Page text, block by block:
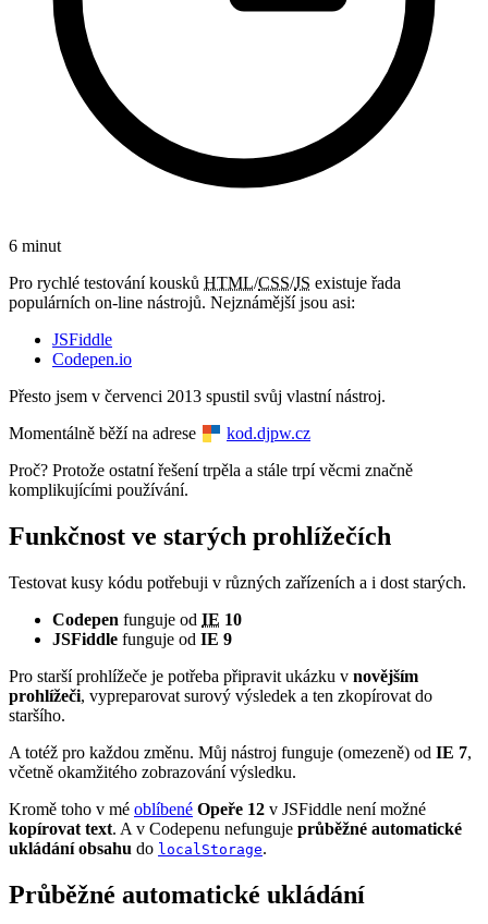
6 minut
Pro rychlé testování kousků HTML/CSS/JS existuje řada
populárních on-line nástrojů. Nejznámější jsou asi:
JSFiddle
Codepen.io
Přesto jsem v červenci 2013 spustil svůj vlastní nástroj.
Momentálně běží na adrese
kod.djpw.cz
Proč? Protože ostatní řešení trpěla a stále trpí věcmi značně
komplikujícími používání.
Funkčnost ve starých prohlížečích
Testovat kusy kódu potřebuji v různých zařízeních a i dost starých.
Codepen funguje od IE 10
JSFiddle funguje od IE 9
Pro starší prohlížeče je potřeba připravit ukázku v novějším
prohlížeči, vypreparovat surový výsledek a ten zkopírovat do
staršího.
A totéž pro každou změnu. Můj nástroj funguje (omezeně) od IE 7,
včetně okamžitého zobrazování výsledku.
Kromě toho v mé oblíbené Opeře 12 v JSFiddle není možné
kopírovat text. A v Codepenu nefunguje průběžné automatické
ukládání obsahu do localStorage.
Průběžné automatické ukládání